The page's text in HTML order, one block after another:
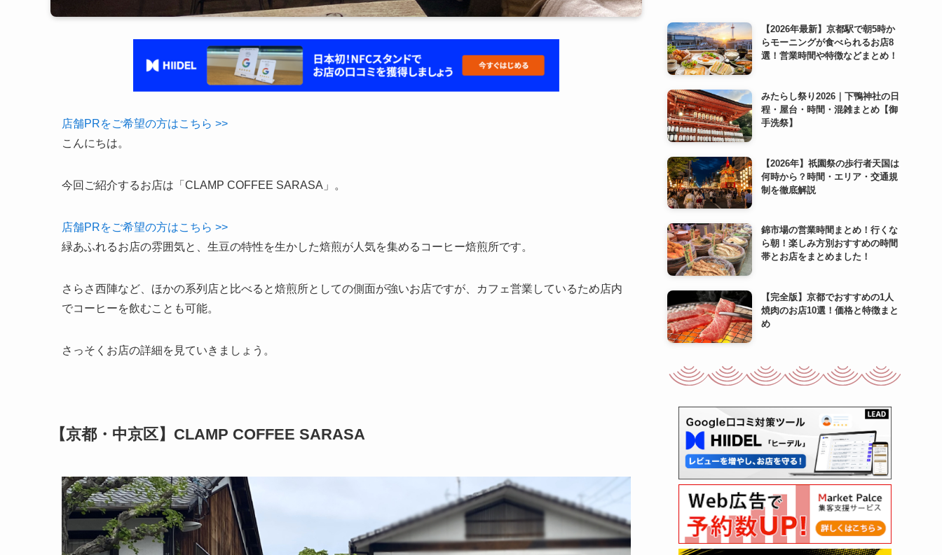
店舗PRをご希望の方はこちら >>
こんにちは。
今回ご紹介するお店は「CLAMP COFFEE SARASA」。
店舗PRをご希望の方はこちら >>
緑あふれるお店の雰囲気と、生豆の特性を生かした焙煎が人気を集めるコーヒー焙煎所です。
さらさ西陣など、ほかの系列店と比べると焙煎所としての側面が強いお店ですが、カフェ営業しているため店内
でコーヒーを飲むことも可能。
さっそくお店の詳細を見ていきましょう。
【京都・中京区】CLAMP COFFEE SARASA
【2026年最新】京都駅で朝5時か
らモーニングが食べられるお店8
選！営業時間や特徴などまとめ！
みたらし祭り2026｜下鴨神社の日
程・屋台・時間・混雑まとめ【御
手洗祭】
【2026年】祇園祭の歩行者天国は
何時から？時間・エリア・交通規
制を徹底解説
錦市場の営業時間まとめ！行くな
ら朝！楽しみ方別おすすめの時間
帯とお店をまとめました！
【完全版】京都でおすすめの1人
焼肉のお店10選！価格と特徴まと
め